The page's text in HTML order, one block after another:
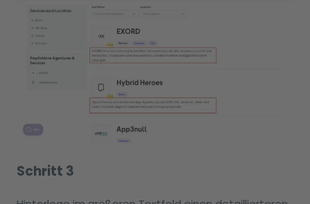
Schritt 3